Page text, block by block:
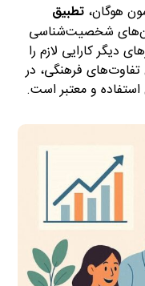
تطبیق
شخصیت‌شناسی
دیگر کارایی لازم را
در نظر گرفتن تفاوت‌های فرهنگی، در
و معتبر است.